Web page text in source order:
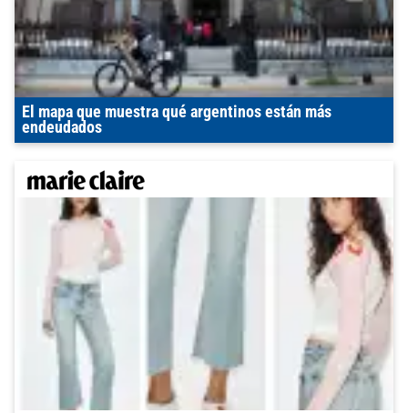
El mapa que muestra qué argentinos están más
endeudados